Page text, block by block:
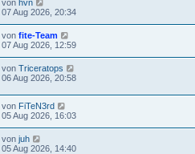
von hvn
07 Aug 2026, 20:34
von fite-Team
07 Aug 2026, 12:59
von Triceratops
06 Aug 2026, 20:58
von FiTeN3rd
05 Aug 2026, 16:03
von juh
05 Aug 2026, 14:40